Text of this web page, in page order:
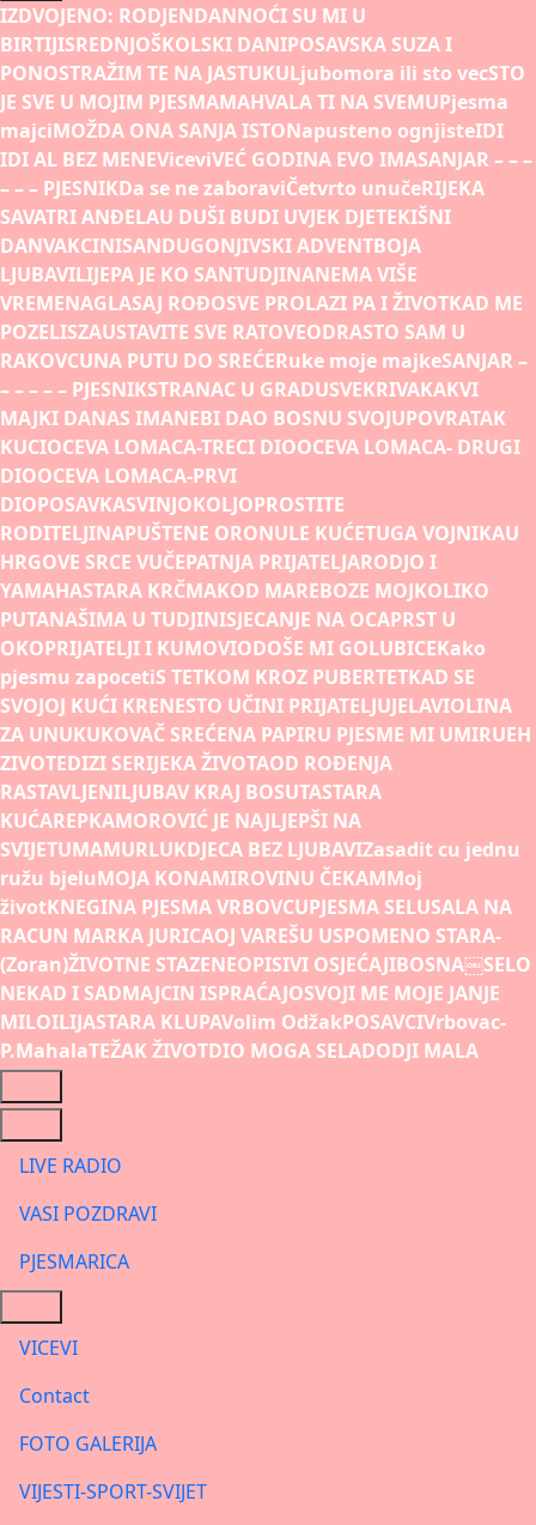
IZDVOJENO: RODJENDANNOĆI SU MI U
BIRTIJISREDNJOŠKOLSKI DANIPOSAVSKA SUZA I
PONOSTRAŽIM TE NA JASTUKULjubomora ili sto vecSTO
JE SVE U MOJIM PJESMAMAHVALA TI NA SVEMUPjesma
majciMOŽDA ONA SANJA ISTONapusteno ognjisteIDI
IDI AL BEZ MENEViceviVEĆ GODINA EVO IMASANJAR – – –
– – – PJESNIKDa se ne zaboraviČetvrto unučeRIJEKA
SAVATRI ANĐELAU DUŠI BUDI UVJEK DJETEKIŠNI
DANVAKCINISANDUGONJIVSKI ADVENTBOJA
LJUBAVILIJEPA JE KO SANTUDJINANEMA VIŠE
VREMENAGLASAJ ROĐOSVE PROLAZI PA I ŽIVOTKAD ME
POZELISZAUSTAVITE SVE RATOVEODRASTO SAM U
RAKOVCUNA PUTU DO SREĆERuke moje majkeSANJAR –
– – – – – PJESNIKSTRANAC U GRADUSVEKRIVAKAKVI
MAJKI DANAS IMANEBI DAO BOSNU SVOJUPOVRATAK
KUCIOCEVA LOMACA-TRECI DIOOCEVA LOMACA- DRUGI
DIOOCEVA LOMACA-PRVI
DIOPOSAVKASVINJOKOLJOPROSTITE
RODITELJINAPUŠTENE ORONULE KUĆETUGA VOJNIKAU
HRGOVE SRCE VUČEPATNJA PRIJATELJARODJO I
YAMAHASTARA KRČMAKOD MAREBOZE MOJKOLIKO
PUTANAŠIMA U TUDJINISJECANJE NA OCAPRST U
OKOPRIJATELJI I KUMOVIODOŠE MI GOLUBICEKako
pjesmu zapocetiS TETKOM KROZ PUBERTETKAD SE
SVOJOJ KUĆI KRENESTO UČINI PRIJATELJUJELAVIOLINA
ZA UNUKUKOVAČ SREĆENA PAPIRU PJESME MI UMIRUEH
ZIVOTEDIZI SERIJEKA ŽIVOTAOD ROÐENJA
RASTAVLJENILJUBAV KRAJ BOSUTASTARA
KUĆAREPKAMOROVIĆ JE NAJLJEPŠI NA
SVIJETUMAMURLUKDJECA BEZ LJUBAVIZasadit cu jednu
ružu bjeluMOJA KONAMIROVINU ČEKAMMoj
životKNEGINA PJESMA VRBOVCUPJESMA SELUSALA NA
RACUN MARKA JURICAOJ VAREŠU USPOMENO STARA-
(Zoran)ŽIVOTNE STAZENEOPISIVI OSJEĆAJIBOSNA￼SELO
NEKAD I SADMAJCIN ISPRAĆAJOSVOJI ME MOJE JANJE
MILOILIJASTARA KLUPAVolim OdžakPOSAVCIVrbovac-
P.MahalaTEŽAK ŽIVOTDIO MOGA SELADODJI MALA
LIVE RADIO
VASI POZDRAVI
PJESMARICA
VICEVI
Contact
FOTO GALERIJA
VIJESTI-SPORT-SVIJET